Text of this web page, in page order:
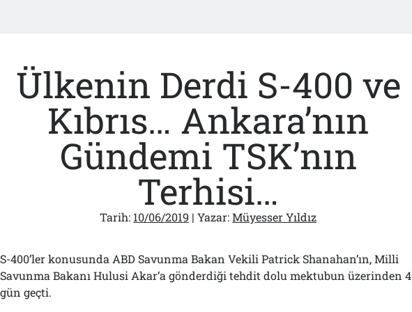
Ülkenin Derdi S-400 ve
Kıbrıs… Ankara’nın
Gündemi TSK’nın
Terhisi…
Tarih: 10/06/2019 | Yazar:Müyesser Yıldız
S-400’ler konusunda ABD Savunma Bakan Vekili Patrick Shanahan’ın, Milli
Savunma Bakanı Hulusi Akar’a gönderdiği tehdit dolu mektubun üzerinden 4
gün geçti.